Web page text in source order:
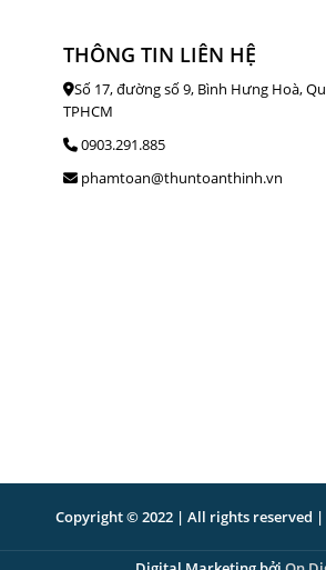
THÔNG TIN LIÊN HỆ
Số 17, đường số 9, Bình Hưng Hoà,
TPHCM
0903.291.885
phamtoan@thuntoanthinh.vn
Copyright © 2022 | All rights reserved |